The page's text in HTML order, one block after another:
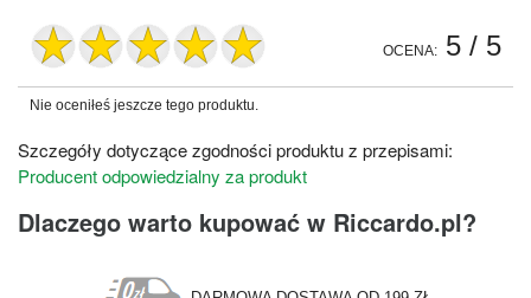
OCENA: 5 / 5
Nie oceniłeś jeszcze tego produktu.
Szczegóły dotyczące zgodności produktu z przepisami:
Producent odpowiedzialny za produkt
Dlaczego warto kupować w Riccardo.pl?